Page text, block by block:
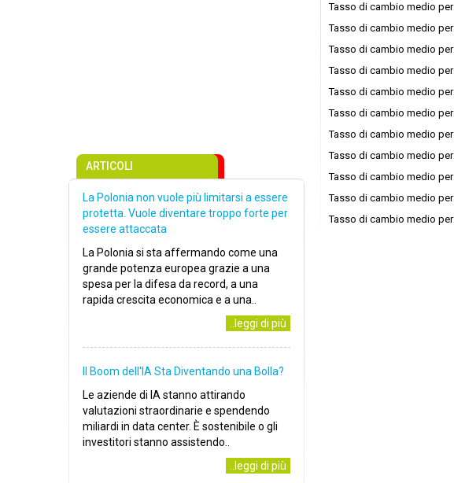
Tasso di cambio medio
Tasso di cambio medio
Tasso di cambio medio
Tasso di cambio medio
Tasso di cambio medio
Tasso di cambio medio
Tasso di cambio medio
Tasso di cambio medio
Tasso di cambio medio
Tasso di cambio medio
Tasso di cambio medio
ARTICOLI
La Polonia non vuole più limitarsi a essere
protetta. Vuole diventare troppo forte per
essere attaccata
La Polonia si sta affermando come una
grande potenza europea grazie a una
spesa per la difesa da record, a una
rapida crescita economica e a una..
..leggi di più
Il Boom dell'IA Sta Diventando una Bolla?
Le aziende di IA stanno attirando
valutazioni straordinarie e spendendo
miliardi in data center. È sostenibile o gli
investitori stanno assistendo..
..leggi di più